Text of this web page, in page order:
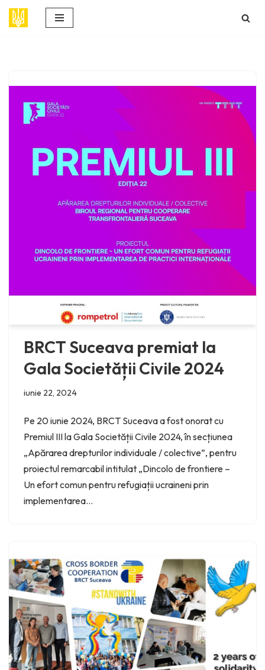
BRCT Suceava premiat la
Gala Societății Civile 2024
iunie 22, 2024
Pe 20 iunie 2024, BRCT Suceava a fost onorat cu
Premiul III la Gala Societății Civile 2024, în secțiunea
„Apărarea drepturilor individuale / colective”, pentru
proiectul remarcabil intitulat „Dincolo de frontiere –
Un efort comun pentru refugiații ucraineni prin
implementarea…